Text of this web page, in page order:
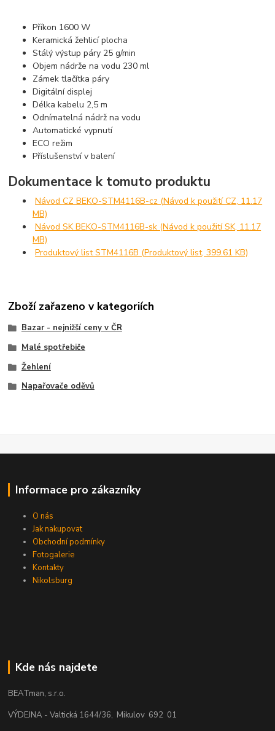
Příkon 1600 W
Keramická žehlicí plocha
Stálý výstup páry 25 g/min
Objem nádrže na vodu 230 ml
Zámek tlačítka páry
Digitální displej
Délka kabelu 2,5 m
Odnímatelná nádrž na vodu
Automatické vypnutí
ECO režim
Příslušenství v balení
Dokumentace k tomuto produktu
Návod CZ BEKO-STM4116B-cz (Návod k použití CZ, 11.17
MB)
Návod SK BEKO-STM4116B-sk (Návod k použití SK, 11.17
MB)
Produktový list STM4116B (Produktový list, 399.61 KB)
Zboží zařazeno v kategoriích
Bazar - nejnižší ceny v ČR
Malé spotřebiče
Žehlení
Napařovače oděvů
Informace pro zákazníky
O nás
Jak nakupovat
Obchodní podmínky
Fotogalerie
Kontakty
Nikolsburg
Kde nás najdete
BEATman, s.r.o.
VÝDEJNA - Valtická 1644/36, Mikulov 692 01